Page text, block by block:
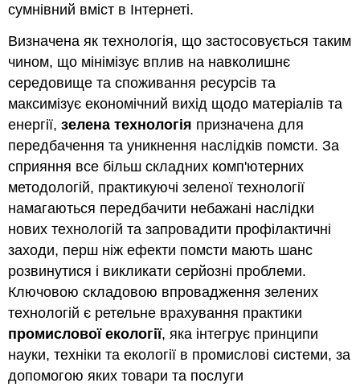
сумнівний вміст в Інтернеті.
Визначена як технологія, що застосовується таким
чином, що мінімізує вплив на навколишнє
середовище та споживання ресурсів та
максимізує економічний вихід щодо матеріалів та
енергії,зелена технологія призначена для
передбачення та уникнення наслідків помсти. За
сприяння все більш складних комп'ютерних
методологій, практикуючі зеленої технології
намагаються передбачити небажані наслідки
нових технологій та запровадити профілактичні
заходи, перш ніж ефекти помсти мають шанс
розвинутися і викликати серйозні проблеми.
Ключовою складовою впровадження зелених
технологій є ретельне врахування практики
промислової екології, яка інтегрує принципи
науки, техніки та екології в промислові системи, за
допомогою яких товари та послуги